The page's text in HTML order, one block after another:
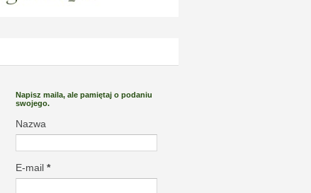
Napisz maila, ale pamiętaj o podaniu
swojego.
Nazwa
E-mail *